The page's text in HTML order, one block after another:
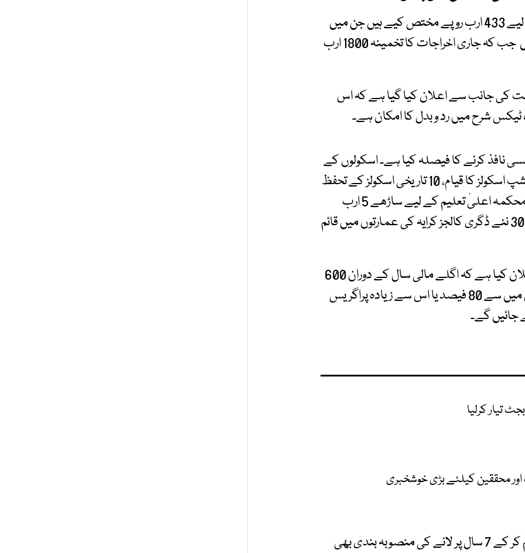
صوبائی حکومت نے بجٹ میں ترقیاتی اخراجات کے لیے 433 ارب روپے مختص کیے ہیں جن میں
ضم شدہ اضلاع کے ترقیاتی منصوبے بھی شامل ہیں جب کہ جاری اخراجات کا تخمینہ 1800 ارب
حکومت کی جانب سے اعلان کیا گیا ہے کہ اس
ٹیکس شرح میں رد و بدل کا امکان ہے۔
نافذ کرنے کا فیصلہ کیا ہے۔ اسکولوں کے
لیے فرنیچر کی خریداری، 200 پبلک پرائیویٹ پارٹنرشپ اسکولز کا قیام، 10 تاریخی اسکولز کے تحفظ
اور ابتدائی و ثانوی تعلیم کے لیے 13 ارب روپے جبکہ محکمہ اعلیٰ تعلیم کے لیے ساڑھے 5 ارب
روپے مختص کرنے کی تجویز شامل ہے۔ علاوہ ازیں 30 نئے ڈگری کالجز کرایہ کی عمارتوں میں قائم
ترقیاتی منصوبوں پر توجہ دیتے ہوئے حکومت نے اعلان کیا ہے کہ اگلے مالی سال کے دوران 600
سے زائد ترقیاتی اسکیمیں مکمل کی جائیں گی، جن میں سے 80 فیصد یا اس سے زیادہ پراگریس
جائیں گے۔
محققین کیلئے بڑی خوشخبری
سالانہ ترقیاتی پروگرام کا تھرو فارورڈ 13 سالوں سے کم کر کے 7 سال پر لانے کی منصوبہ بندی بھی